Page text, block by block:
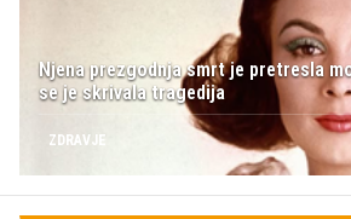
Njena prezgodnja smrt je pretresla
se je skrivala tragedija
ZDRAVJE